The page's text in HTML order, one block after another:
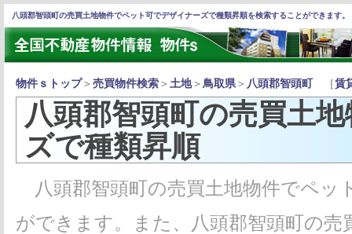
八頭郡智頭町の売買土地物件でペット可でデザイナーズで種類昇順を検索することができます。
物件ｓトップ＞ 売買物件検索 ＞ 土地＞ 鳥取県＞ 八頭郡智頭町 ［賃
八頭郡智頭町の売買土
ズで種類昇順
八頭郡智頭町の売買土地物件でペッ
ができます。また、八頭郡智頭町の